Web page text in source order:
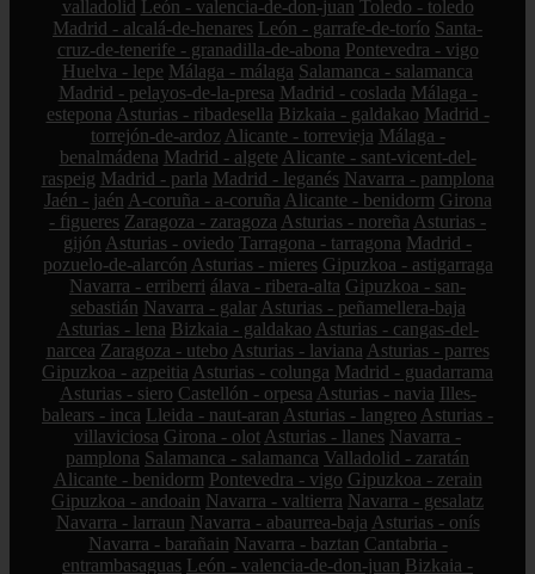
valladolid León - valencia-de-don-juan Toledo - toledo
Madrid - alcalá-de-henares León - garrafe-de-torío Santa-
cruz-de-tenerife - granadilla-de-abona Pontevedra - vigo
Huelva - lepe Málaga - málaga Salamanca - salamanca
Madrid - pelayos-de-la-presa Madrid - coslada Málaga -
estepona Asturias - ribadesella Bizkaia - galdakao Madrid -
torrejón-de-ardoz Alicante - torrevieja Málaga -
benalmádena Madrid - algete Alicante - sant-vicent-del-
raspeig Madrid - parla Madrid - leganés Navarra - pamplona
Jaén - jaén A-coruña - a-coruña Alicante - benidorm Girona
- figueres Zaragoza - zaragoza Asturias - noreña Asturias -
gijón Asturias - oviedo Tarragona - tarragona Madrid -
pozuelo-de-alarcón Asturias - mieres Gipuzkoa - astigarraga
Navarra - erriberri álava - ribera-alta Gipuzkoa - san-
sebastián Navarra - galar Asturias - peñamellera-baja
Asturias - lena Bizkaia - galdakao Asturias - cangas-del-
narcea Zaragoza - utebo Asturias - laviana Asturias - parres
Gipuzkoa - azpeitia Asturias - colunga Madrid - guadarrama
Asturias - siero Castellón - orpesa Asturias - navia Illes-
balears - inca Lleida - naut-aran Asturias - langreo Asturias -
villaviciosa Girona - olot Asturias - llanes Navarra -
pamplona Salamanca - salamanca Valladolid - zaratán
Alicante - benidorm Pontevedra - vigo Gipuzkoa - zerain
Gipuzkoa - andoain Navarra - valtierra Navarra - gesalatz
Navarra - larraun Navarra - abaurrea-baja Asturias - onís
Navarra - barañain Navarra - baztan Cantabria -
entrambasaguas León - valencia-de-don-juan Bizkaia -